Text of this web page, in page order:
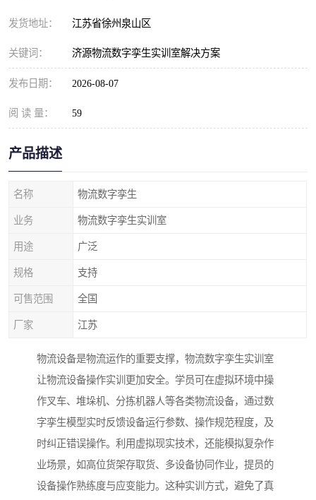
发货地址： 江苏省徐州泉山区
关键词： 济源物流数字孪生实训室解决方案
发布日期： 2026-08-07
阅 读 量： 59
产品描述
名称 物流数字孪生
业务 物流数字孪生实训室
用途 广泛
规格 支持
可售范围 全国
厂家 江苏
物流设备是物流运作的重要支撑，物流数字孪生实训室
让物流设备操作实训更加安全。学员可在虚拟环境中操
作叉车、堆垛机、分拣机器人等各类物流设备，通过数
字孪生模型实时反馈设备运行参数、操作规范程度，及
时纠正错误操作。利用虚拟现实技术，还能模拟复杂作
业场景，如高位货架存取货、多设备协同作业，提员的
设备操作熟练度与应变能力。这种实训方式，避免了真